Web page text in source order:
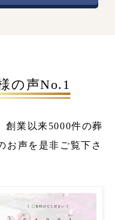
の声No.1
創業以来5000件の葬
お声を是非ご覧下さ